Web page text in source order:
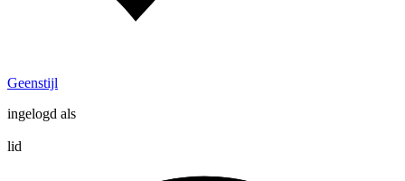
Geenstijl
ingelogd als
lid